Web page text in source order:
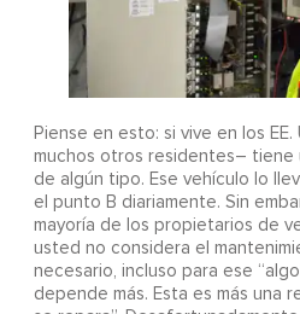
Piense en esto: si vive en los
muchos otros residentes– tiene
de algún tipo. Ese vehículo lo
el punto B diariamente. Sin
mayoría de los propietarios de
usted no considera el
necesario, incluso para ese
depende más. Esta es más una